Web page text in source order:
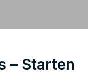
– Starten